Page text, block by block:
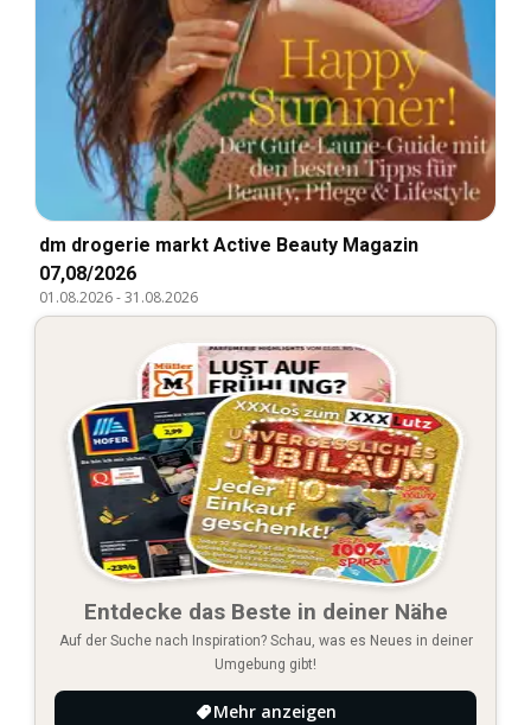
dm drogerie markt Active Beauty Magazin
07,08/2026
01.08.2026-31.08.2026
Entdecke das Beste in deiner Nähe
Auf der Suche nach Inspiration? Schau, was es Neues in deiner
Umgebung gibt!
Mehr anzeigen